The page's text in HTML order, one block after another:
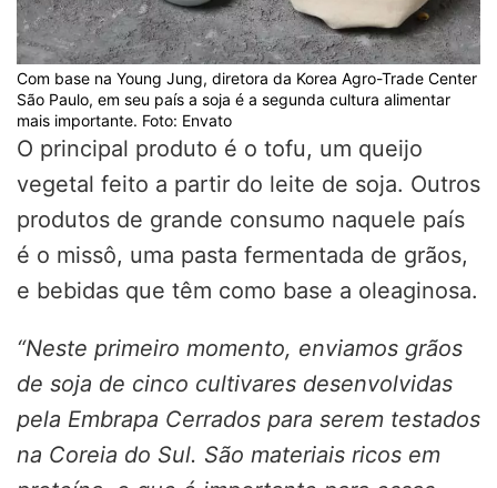
Com base na Young Jung, diretora da Korea Agro-Trade Center
São Paulo, em seu país a soja é a segunda cultura alimentar
mais importante. Foto: Envato
O principal produto é o tofu, um queijo
vegetal feito a partir do leite de soja. Outros
produtos de grande consumo naquele país
é o missô, uma pasta fermentada de grãos,
e bebidas que têm como base a oleaginosa.
“Neste primeiro momento, enviamos grãos
de soja de cinco cultivares desenvolvidas
pela Embrapa Cerrados para serem testados
na Coreia do Sul. São materiais ricos em